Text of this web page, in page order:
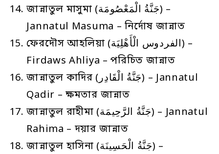
জান্নাতুল মাসুমা (جَنَّةُ الْمَعْصُومَة) –
Jannatul Masuma – নির্দোষ জান্নাত
ফেরদৌস আহলিয়া (الفردوس الْأَهْلِيَة) –
Firdaws Ahliya – পরিচিত জান্নাত
জান্নাতুল কাদির (جَنَّةُ الْقَادِر) – Jannatul
Qadir – ক্ষমতার জান্নাত
জান্নাতুল রাহীমা (جَنَّةُ الرَّحِيمَة) – Jannatul
Rahima – দয়ার জান্নাত
জান্নাতুল হাসিনা (جَنَّةُ الْحَسِينَة) –